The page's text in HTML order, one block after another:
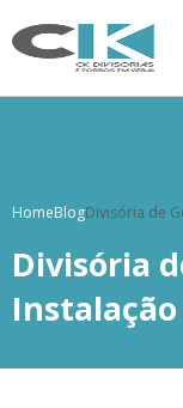
HomeBlogDivisória de
Divisória
Instalação